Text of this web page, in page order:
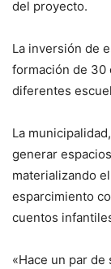
del proyecto.
La inversión de
formación de 30
diferentes
La
generar
materializando
esparcimiento
cuentos
«Hace un par